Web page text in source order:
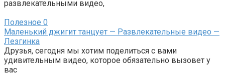
развлекательными видео,
Полезное 0
Маленький джигит танцует — Развлекательные видео —
Лезгинка
Друзья, сегодня мы хотим поделиться с вами
удивительным видео, которое обязательно вызовет у
вас